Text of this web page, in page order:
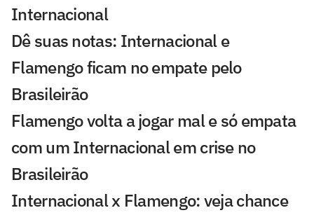
Internacional
Dê suas notas: Internacional e
Flamengo ficam no empate pelo
Brasileirão
Flamengo volta a jogar mal e só empata
com um Internacional em crise no
Brasileirão
Internacional x Flamengo: veja chance